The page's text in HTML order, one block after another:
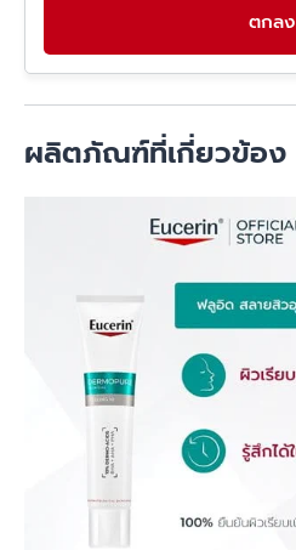
ตกลง
ผลิตภัณฑ์ที่เกี่ยวข้อง